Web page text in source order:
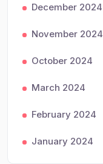
December 2024
November 2024
October 2024
March 2024
February 2024
January 2024